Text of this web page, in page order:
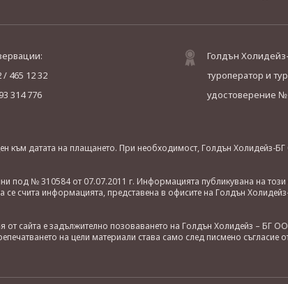
/ 465 12 32
314 776
Голдън
туроператор и
удостоверение №
към датата на плащането. При необходимост, Голдън Холидейз-
под № 310584 от 07.07.2011 г. Информацията публикувана на
счита информацията, представена в офисите на Голдън
сайта е задължително позоваването на Голдън Холидейз – БГ
на цели материали става само след писмено съгласие